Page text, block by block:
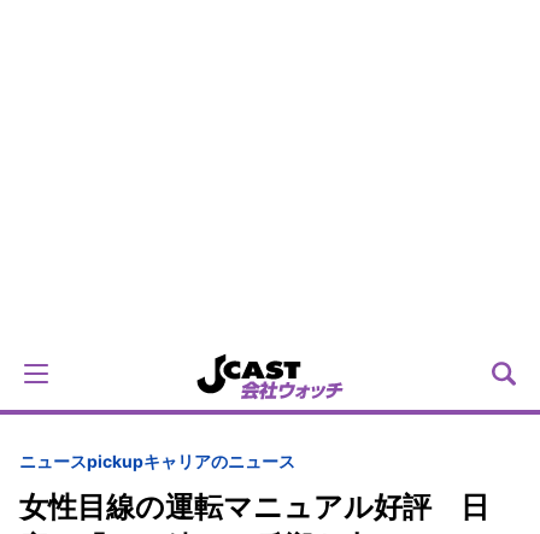
ニュースpickupキャリアのニュース
女性目線の運転マニュアル好評 日